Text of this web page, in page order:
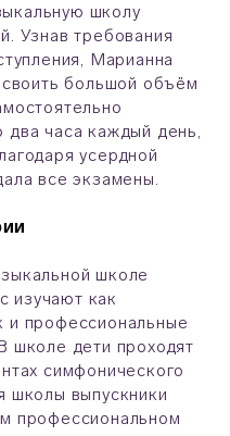
школу
Узнав требования
Марианна
большой объём
два часа каждый день,
усердной
все экзамены.
школе
изучают как
и профессиональные
школе дети проходят
симфонического
школы выпускники
профессиональном